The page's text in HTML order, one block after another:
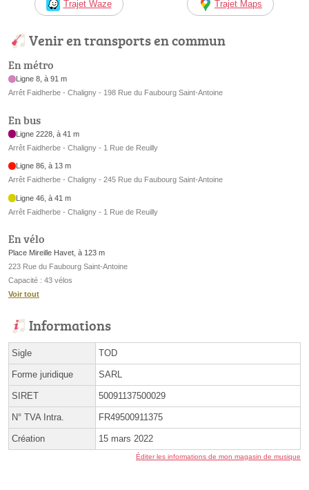
Trajet Waze Trajet Maps
Venir en transports en commun
En métro
Ligne 8, à 91 m
Arrêt Faidherbe - Chaligny - 198 Rue du Faubourg Saint-Antoine
En bus
Ligne 2228, à 41 m
Arrêt Faidherbe - Chaligny - 1 Rue de Reuilly
Ligne 86, à 13 m
Arrêt Faidherbe - Chaligny - 245 Rue du Faubourg Saint-Antoine
Ligne 46, à 41 m
Arrêt Faidherbe - Chaligny - 1 Rue de Reuilly
En vélo
Place Mireille Havet, à 123 m
223 Rue du Faubourg Saint-Antoine
Capacité : 43 vélos
Voir tout
Informations
Sigle TOD
Forme juridique SARL
SIRET 50091137500029
N° TVA Intra. FR49500911375
Création 15 mars 2022
Éditer les informations de mon magasin de musique